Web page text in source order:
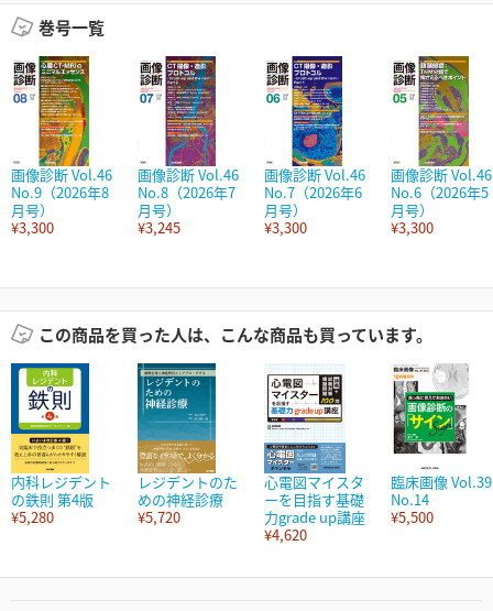
巻号一覧
画像診断 Vol.46
No.9（2026年8
月号）
¥3,300
画像診断 Vol.46
No.8（2026年7
月号）
¥3,245
画像診断 Vol.46
No.7（2026年6
月号）
¥3,300
画像診断 Vol.46
No.6（2026年5
月号）
¥3,300
この商品を買った人は、こんな商品も買っています。
内科レジデント
の鉄則 第4版
¥5,280
レジデントのた
めの神経診療
¥5,720
心電図マイスタ
ーを目指す基礎
力grade up講座
¥4,620
臨床画像 Vol.39
No.14
¥5,500